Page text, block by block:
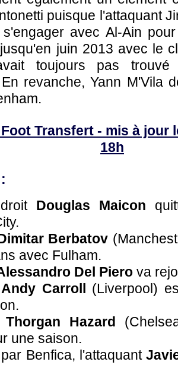
puisque l'attaquant
avec Al-Ain
juin 2013 avec le
toujours pas
revanche, Yann M'Vila
Transfert - mis à jour
18h
Douglas Maicon
Berbatov
avec Fulham.
Del Piero va
Andy Carroll (Liverpool)
Thorgan Hazard
une saison.
Benfica, l'attaquant